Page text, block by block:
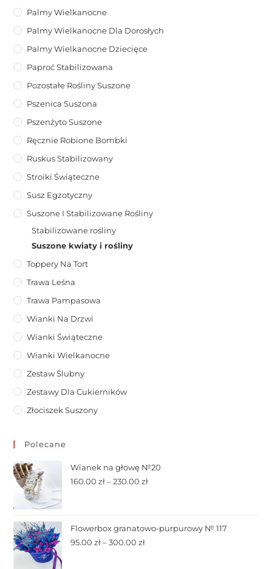
Palmy Wielkanocne
Palmy Wielkanocne Dla Dorosłych
Palmy Wielkanocne Dziecięce
Paproć Stabilizowana
Pozostałe Rośliny Suszone
Pszenica Suszona
Pszenżyto Suszone
Ręcznie Robione Bombki
Ruskus Stabilizowany
Stroiki Świąteczne
Susz Egzotyczny
Suszone I Stabilizowane Rośliny
Stabilizowane rośliny
Suszone kwiaty i rośliny
Toppery Na Tort
Trawa Leśna
Trawa Pampasowa
Wianki Na Drzwi
Wianki Świąteczne
Wianki Wielkanocne
Zestaw Ślubny
Zestawy Dla Cukierników
Złociszek Suszony
Polecane
Wianek na głowę №20
160.00zł – 230.00zł
Flowerbox granatowo-purpurowy № 117
95.00zł – 300.00zł